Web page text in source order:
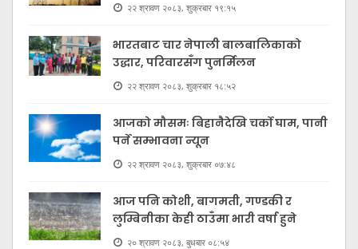
२२ श्रावण २०८३, शुक्रबार १९:१५
भारतबाट चार नेपाली बालबालिकाको
उद्धार, परिवारसँग पुनर्मिलन
२२ श्रावण २०८३, शुक्रबार १८:५२
आजको मौसमः बिहानैदेखि चर्को घाम, पानी
पर्ने सम्भावना न्यून
२२ श्रावण २०८३, शुक्रबार ०७:४८
आज पनि कोशी, बागमती, गण्डकी र
लुम्बिनीका केही ठाउँमा भारी वर्षा हुने
२० श्रावण २०८३, बुधबार ०८:५४